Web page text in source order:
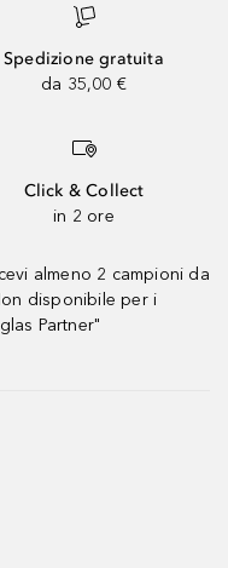
Spedizione gratuita
da 35,00 €
Click & Collect
in 2 ore
almeno 2 campioni da
disponibile per i
Partner"